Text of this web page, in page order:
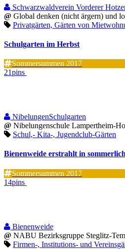
Schwarzwaldverein Vorderer
@ Global denken (nicht ärgern) und
Privatgärten, Gärten von
Schulgarten im Herbst
Sommersummen 2017
21pins
NibelungenSchulgarten
@ Nibelungenschule Lampertheim-
Schul,- Kita-, Jugendclub-Gärten
Bienenweide erstrahlt in
Sommersummen 2017
14pins
Bienenweide
@ NABU Bezirksgruppe Steglitz-
Firmen-, Institutions- und